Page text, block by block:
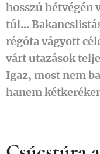
hosszú hétvégén
túl...
régóta vágyott
várt utazások
Igaz, most nem
hanem